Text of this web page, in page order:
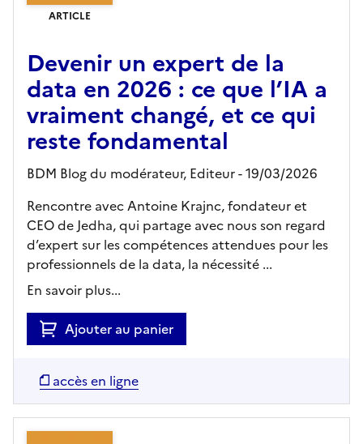
ARTICLE
Devenir un expert de la
data en 2026 : ce que l’IA a
vraiment changé, et ce qui
reste fondamental
BDM Blog du modérateur, Editeur- 19/03/2026
Rencontre avec Antoine Krajnc, fondateur et
CEO de Jedha, qui partage avec nous son regard
d’expert sur les compétences attendues pour les
professionnels de la data, la nécessité ...
En savoir plus...
Ajouter au panier
accès en ligne